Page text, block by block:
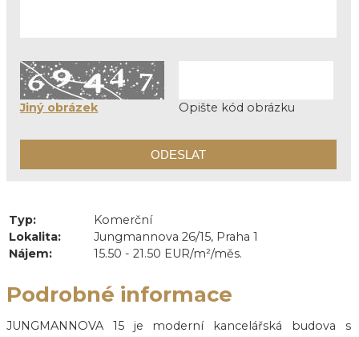
Jiný obrázek Opište kód obrázku
Typ:
Komerční
Lokalita:
Jungmannova 26/15, Praha 1
Nájem:
15.50 - 21.50 EUR/m²/měs.
Podrobné informace
JUNGMANNOVA 15 je moderní kancelářská budova s